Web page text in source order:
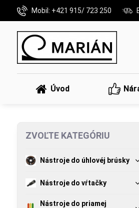
Mobil: +421 915/ 723 250
Úvod
ZVOĽTE KATEGÓRIU
Nástroje do úhlovéj brúsky
Nástroje do vŕtačky
Nástroje do priamej